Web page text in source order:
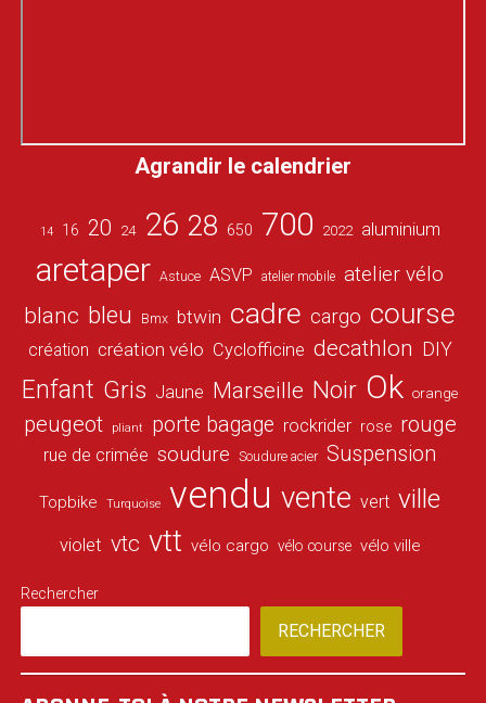
Agrandir le calendrier
14 16 20 24 26 28 650 700 2022 aluminium
aretaper Astuce ASVP atelier mobile atelier vélo
blanc bleu Bmx btwin cadre cargo course
création création vélo Cyclofficine decathlon DIY
Enfant Gris Jaune Marseille Noir Ok orange
peugeot pliant porte bagage rockrider rose rouge
rue de crimée soudure Soudure acier Suspension
Topbike Turquoise vendu vente vert ville
violet vtc vtt vélo cargo vélo course vélo ville
Rechercher
RECHERCHER